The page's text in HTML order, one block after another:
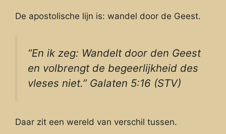
De apostolische lijn is: wandel door de Geest.
“En ik zeg: Wandelt door den Geest
en volbrengt de begeerlijkheid des
vleses niet.” Galaten 5:16 (STV)
Daar zit een wereld van verschil tussen.